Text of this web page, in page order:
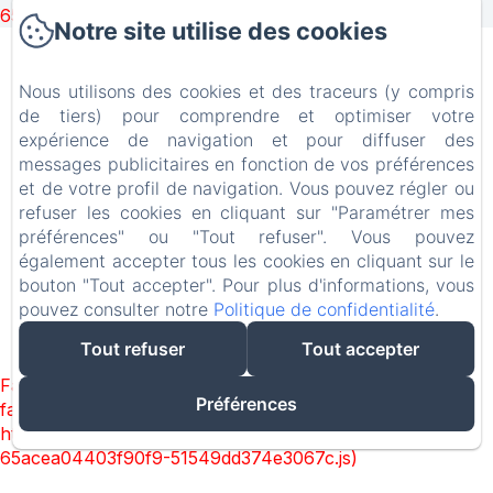
65acea04403f90f9-51549dd374e3067c.js)
Château ERIGOYE
Mentions légales
1Bis Rte de la Source, Beychac-et-Caillau, 33750, France
contact.chateauerigoye@gmail.com
+33677338980
+33749970229
Créé par Amenitiz
Conditions Générales de Vente
Failed to load BookingEngine/index: Loading chunk 93
failed. (missing:
https://d1cmur5l0xva3h.cloudfront.net/packs/93-
65acea04403f90f9-51549dd374e3067c.js)
Notre site utilise des cookies
Nous utilisons des cookies et des traceurs (y compris
de tiers) pour comprendre et optimiser votre
expérience de navigation et pour diffuser des
messages publicitaires en fonction de vos préférences
et de votre profil de navigation. Vous pouvez régler ou
refuser les cookies en cliquant sur "Paramétrer mes
préférences" ou "Tout refuser". Vous pouvez
également accepter tous les cookies en cliquant sur le
bouton "Tout accepter". Pour plus d'informations, vous
pouvez consulter notre Politique de confidentialité.
Tout refuser
Tout accepter
Préférences